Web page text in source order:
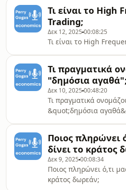
Ποιες οι ομοιότητες
μετρητά, κάρτες και
Τι είναι το High
Trading;
Δεκ 12, 2025 00:08:25
Τι είναι το High
Τι πραγματικά
"δημόσια αγαθά";
Δεκ 10, 2025 00:48:20
Τι πραγματικά
&quot;δημόσια
Ποιος πληρώνει
δίνει το κράτος
Δεκ 9, 2025 00:08:34
Ποιος πληρώνει ό,τι
κράτος δωρεάν;